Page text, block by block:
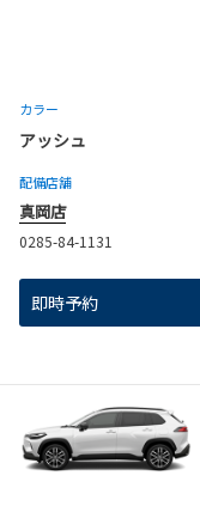
カラー
アッシュ
配備店舗
真岡店
0285-84-1131
即時予約